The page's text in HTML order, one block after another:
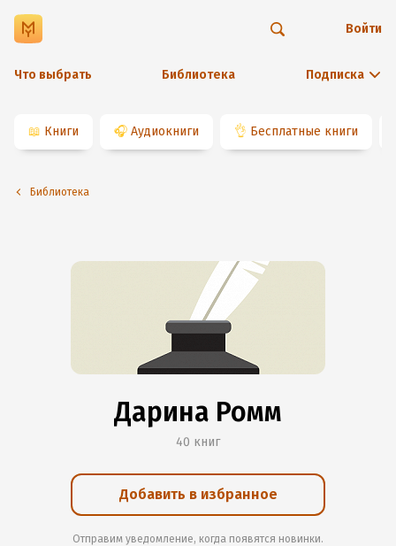
Что выбрать Библиотека Подписка
Войти
📖 Книги 🎧 Аудиокниги 👌 Бесплатные книги
Библиотека
Дарина Ромм
40 книг
Добавить в избранное
Отправим уведомление, когда появятся новинки.